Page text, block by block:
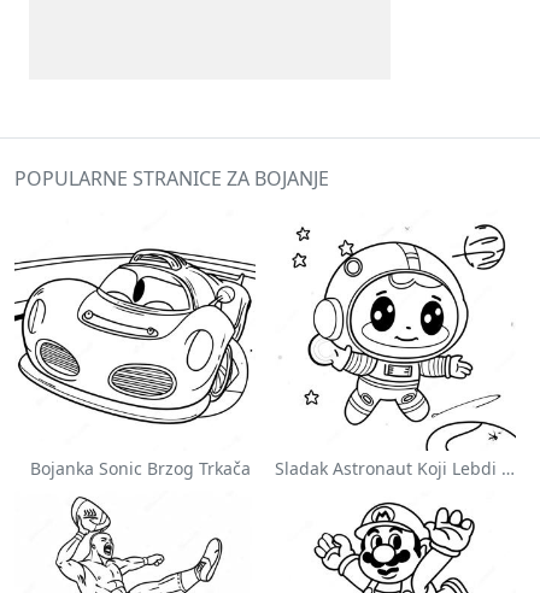
POPULARNE STRANICE ZA BOJANJE
Bojanka Sonic Brzog Trkača Sladak Astronaut Koji Lebdi U Svemiru Na Stranici Za Bojanje